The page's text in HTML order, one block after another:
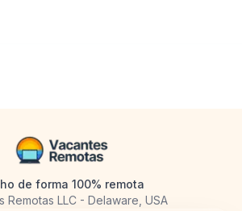
de forma 100% remota
Remotas LLC - Delaware, USA